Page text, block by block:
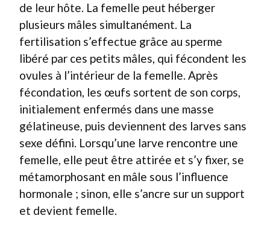
de leur hôte. La femelle peut héberger
plusieurs mâles simultanément. La
fertilisation s’effectue grâce au sperme
libéré par ces petits mâles, qui fécondent les
ovules à l’intérieur de la femelle. Après
fécondation, les œufs sortent de son corps,
initialement enfermés dans une masse
gélatineuse, puis deviennent des larves sans
sexe défini. Lorsqu’une larve rencontre une
femelle, elle peut être attirée et s’y fixer, se
métamorphosant en mâle sous l’influence
hormonale ; sinon, elle s’ancre sur un support
et devient femelle.